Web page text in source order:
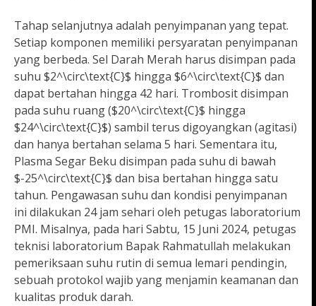
Tahap selanjutnya adalah penyimpanan yang tepat.
Setiap komponen memiliki persyaratan penyimpanan
yang berbeda. Sel Darah Merah harus disimpan pada
suhu $2^\circ\text{C}$ hingga $6^\circ\text{C}$ dan
dapat bertahan hingga 42 hari. Trombosit disimpan
pada suhu ruang ($20^\circ\text{C}$ hingga
$24^\circ\text{C}$) sambil terus digoyangkan (agitasi)
dan hanya bertahan selama 5 hari. Sementara itu,
Plasma Segar Beku disimpan pada suhu di bawah
$-25^\circ\text{C}$ dan bisa bertahan hingga satu
tahun. Pengawasan suhu dan kondisi penyimpanan
ini dilakukan 24 jam sehari oleh petugas laboratorium
PMI. Misalnya, pada hari Sabtu, 15 Juni 2024, petugas
teknisi laboratorium Bapak Rahmatullah melakukan
pemeriksaan suhu rutin di semua lemari pendingin,
sebuah protokol wajib yang menjamin keamanan dan
kualitas produk darah.